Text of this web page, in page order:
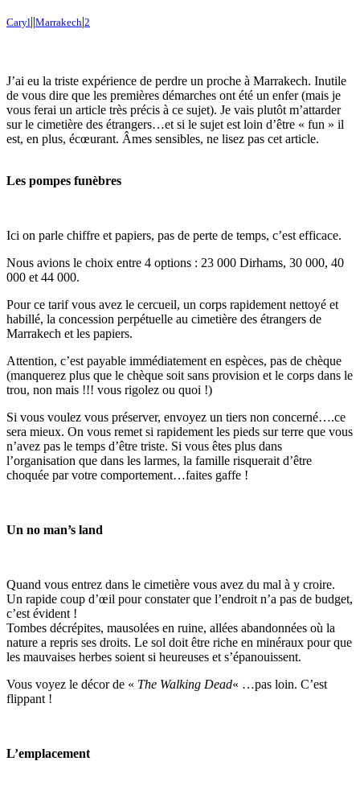
Caryl||Marrakech|2
J’ai eu la triste expérience de perdre un proche à Marrakech. Inutile
de vous dire que les premières démarches ont été un enfer (mais je
vous ferai un article très précis à ce sujet). Je vais plutôt m’attarder
sur le cimetière des étrangers…et si le sujet est loin d’être « fun » il
est, en plus, écœurant. Âmes sensibles, ne lisez pas cet article.
Les pompes funèbres
Ici on parle chiffre et papiers, pas de perte de temps, c’est efficace.
Nous avions le choix entre 4 options : 23 000 Dirhams, 30 000, 40
000 et 44 000.
Pour ce tarif vous avez le cercueil, un corps rapidement nettoyé et
habillé, la concession perpétuelle au cimetière des étrangers de
Marrakech et les papiers.
Attention, c’est payable immédiatement en espèces, pas de chèque
(manquerez plus que le chèque soit sans provision et le corps dans le
trou, non mais !!! vous rigolez ou quoi !)
Si vous voulez vous préserver, envoyez un tiers non concerné….ce
sera mieux. On vous remet si rapidement les pieds sur terre que vous
n’avez pas le temps d’être triste. Si vous êtes plus dans
l’organisation que dans les larmes, la famille risquerait d’être
choquée par votre comportement…faites gaffe !
Un no man’s land
Quand vous entrez dans le cimetière vous avez du mal à y croire.
Un rapide coup d’œil pour constater que l’endroit n’a pas de budget,
c’est évident !
Tombes décrépites, mausolées en ruine, allées abandonnées où la
nature a repris ses droits. Le sol doit être riche en minéraux pour que
les mauvaises herbes soient si heureuses et s’épanouissent.
Vous voyez le décor de « The Walking Dead« …pas loin. C’est
flippant !
L’emplacement